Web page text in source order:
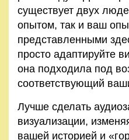
существует двух
опытом, так и ваш
представленными
просто адаптируйте
она подходила под
соответствующий
Лучше сделать
визуализации,
вашей историей и